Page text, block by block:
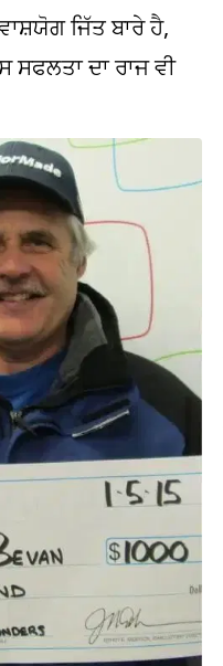
ਜਿੱਤ ਬਾਰੇ ਹੈ,
ਦਾ ਰਾਜ ਵੀ